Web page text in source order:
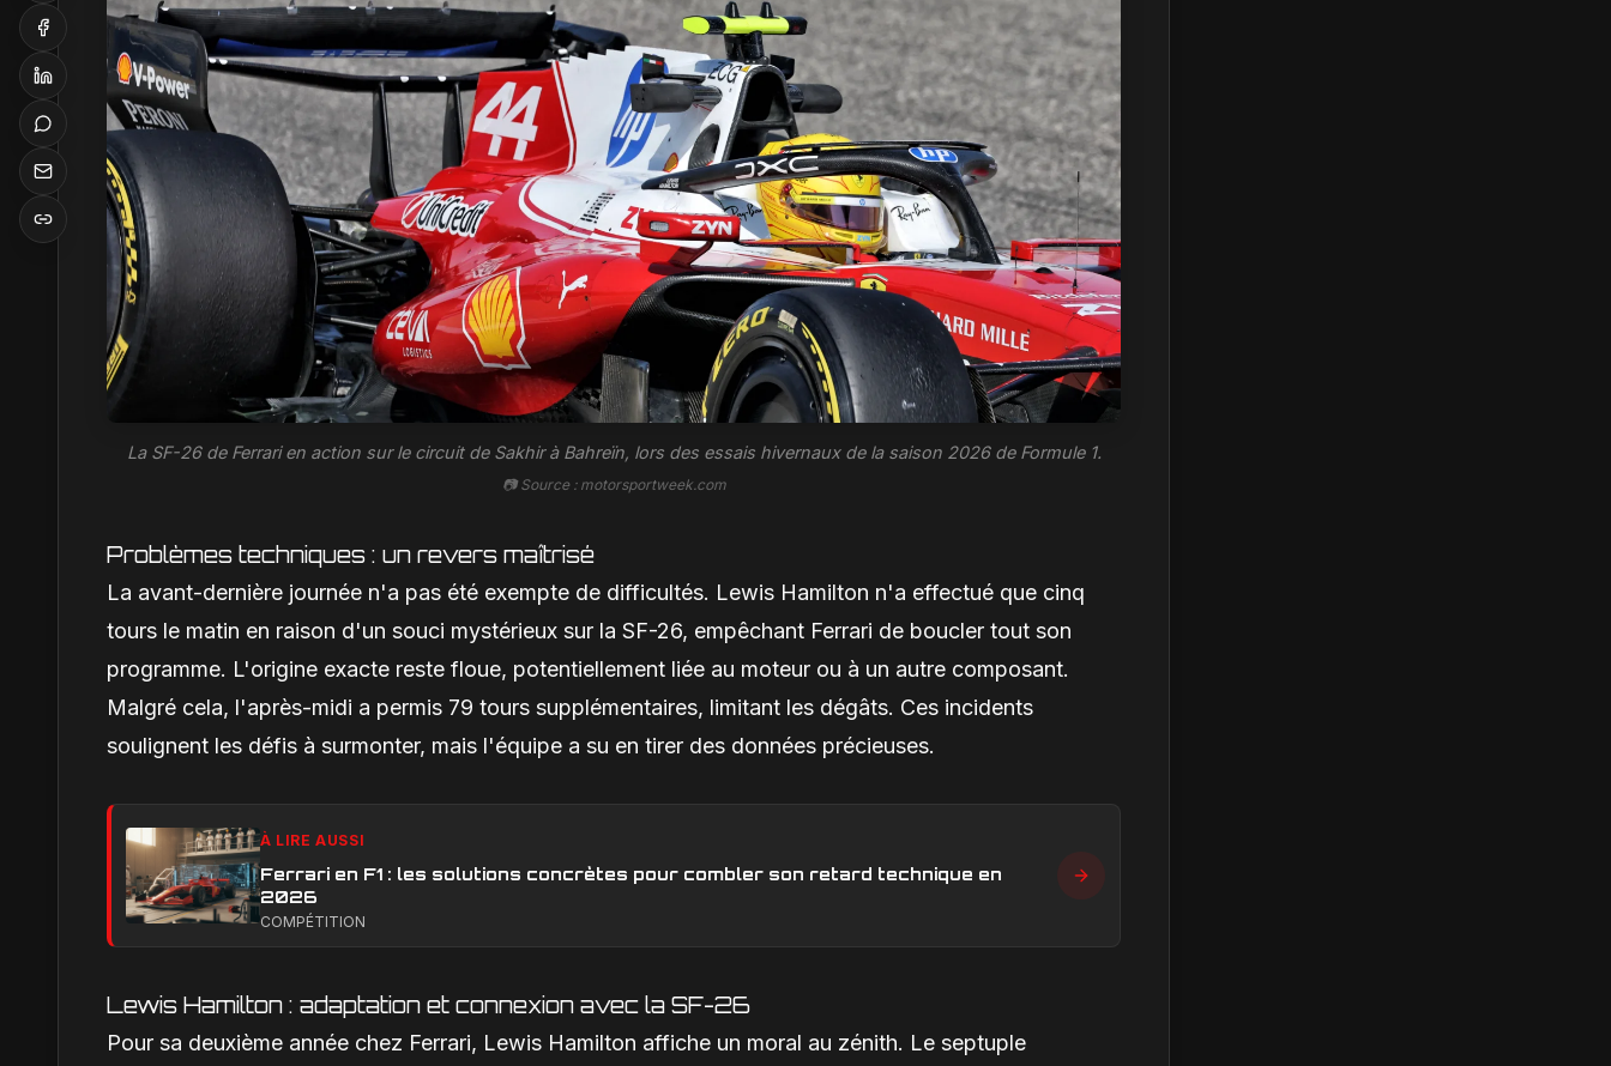
La SF-26 de Ferrari en action sur le circuit de Sakhir à Bahreïn, lors des essais hivernaux de la saison 2026 de Formule 1.
📷 Source : motorsportweek.com
Problèmes techniques : un revers maîtrisé
La avant-dernière journée n'a pas été exempte de difficultés. Lewis Hamilton n'a effectué que cinq
tours le matin en raison d'un souci mystérieux sur la SF-26, empêchant Ferrari de boucler tout son
programme. L'origine exacte reste floue, potentiellement liée au moteur ou à un autre composant.
Malgré cela, l'après-midi a permis 79 tours supplémentaires, limitant les dégâts. Ces incidents
soulignent les défis à surmonter, mais l'équipe a su en tirer des données précieuses.
À LIRE AUSSI
Ferrari en F1 : les solutions concrètes pour combler son retard technique en
2026
COMPÉTITION
Lewis Hamilton : adaptation et connexion avec la SF-26
Pour sa deuxième année chez Ferrari, Lewis Hamilton affiche un moral au zénith. Le septuple